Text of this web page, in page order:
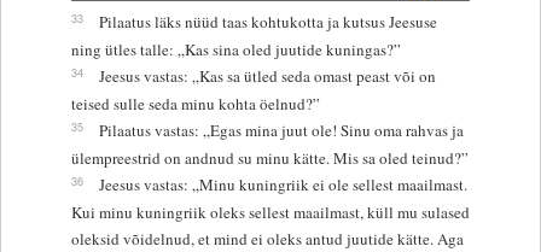
33
Pilaatus läks nüüd taas kohtukotta ja kutsus Jeesuse
ning ütles talle: „Kas sina oled juutide kuningas?”
34
Jeesus vastas: „Kas sa ütled seda omast peast või on
teised sulle seda minu kohta öelnud?”
35
Pilaatus vastas: „Egas mina juut ole! Sinu oma rahvas ja
ülempreestrid on andnud su minu kätte. Mis sa oled teinud?”
36
Jeesus vastas: „Minu kuningriik ei ole sellest maailmast.
Kui minu kuningriik oleks sellest maailmast, küll mu sulased
oleksid võidelnud, et mind ei oleks antud juutide kätte. Aga